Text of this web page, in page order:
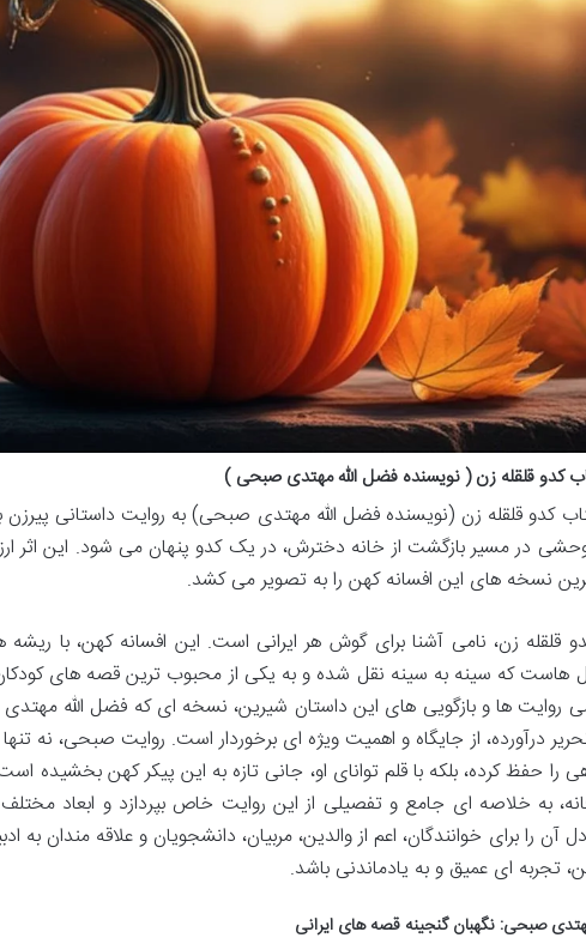
کدو قلقله زن ( نویسنده فضل الله مهتدی صبحی )
کدو قلقله زن (نویسنده فضل الله مهتدی صبحی) به روایت داستانی پیرزن
در مسیر بازگشت از خانه دخترش، در یک کدو پنهان می شود. این اثر
نسخه های این افسانه کهن را به تصویر می کشد.
قلقله زن، نامی آشنا برای گوش هر ایرانی است. این افسانه کهن، با
هاست که سینه به سینه نقل شده و به یکی از محبوب ترین قصه های
روایت ها و بازگویی های این داستان شیرین، نسخه ای که فضل الله
درآورده، از جایگاه و اهمیت ویژه ای برخوردار است. روایت صبحی، نه
را حفظ کرده، بلکه با قلم توانای او، جانی تازه به این پیکر کهن بخشیده
به خلاصه ای جامع و تفصیلی از این روایت خاص بپردازد و ابعاد مختلف
آن را برای خوانندگان، اعم از والدین، مربیان، دانشجویان و علاقه مندان به
تجربه ای عمیق و به یادماندنی باشد.
صبحی: نگهبان گنجینه قصه های ایرانی